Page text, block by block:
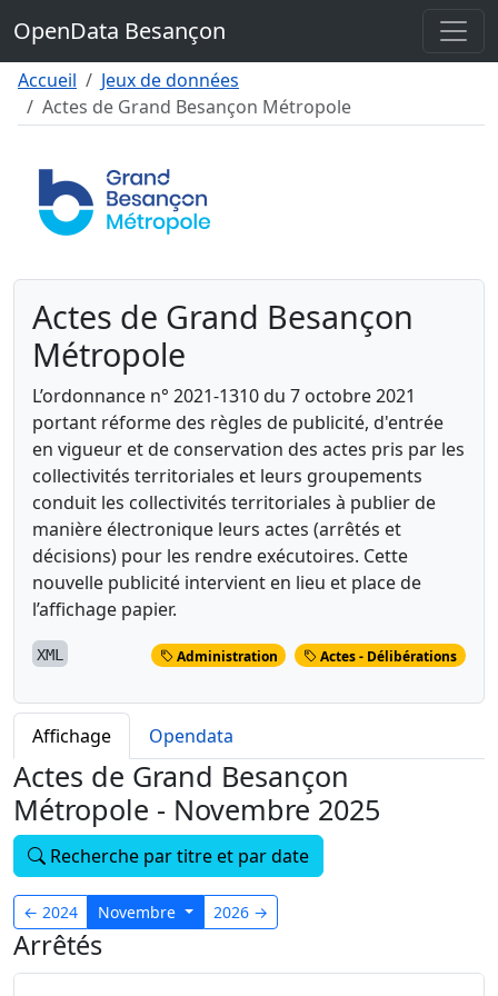
Menu
Pied de page
OpenData Besançon
Accueil
Jeux de données
Actes de Grand Besançon Métropole
Actes de Grand Besançon
Métropole
L’ordonnance n° 2021-1310 du 7 octobre 2021
portant réforme des règles de publicité, d'entrée
en vigueur et de conservation des actes pris par les
collectivités territoriales et leurs groupements
conduit les collectivités territoriales à publier de
manière électronique leurs actes (arrêtés et
décisions) pour les rendre exécutoires. Cette
nouvelle publicité intervient en lieu et place de
l’affichage papier.
XML Administration Actes - Délibérations
Affichage Opendata
Actes de Grand Besançon
Métropole - Novembre 2025
Recherche par titre et par date
← 2024 Novembre 2026 →
Arrêtés